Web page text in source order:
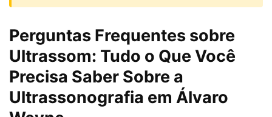
Perguntas Frequentes sobre
Ultrassom: Tudo o Que Você
Precisa Saber Sobre a
Ultrassonografia em Álvaro